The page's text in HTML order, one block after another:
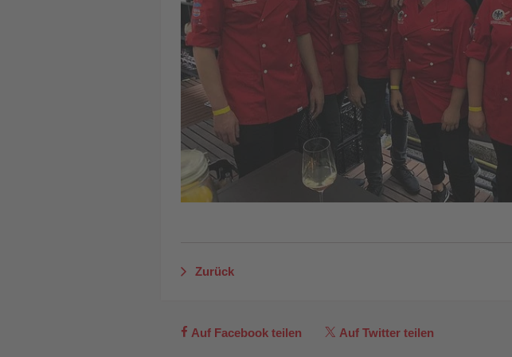
Zurück
Auf Facebook teilen Auf Twitter teilen